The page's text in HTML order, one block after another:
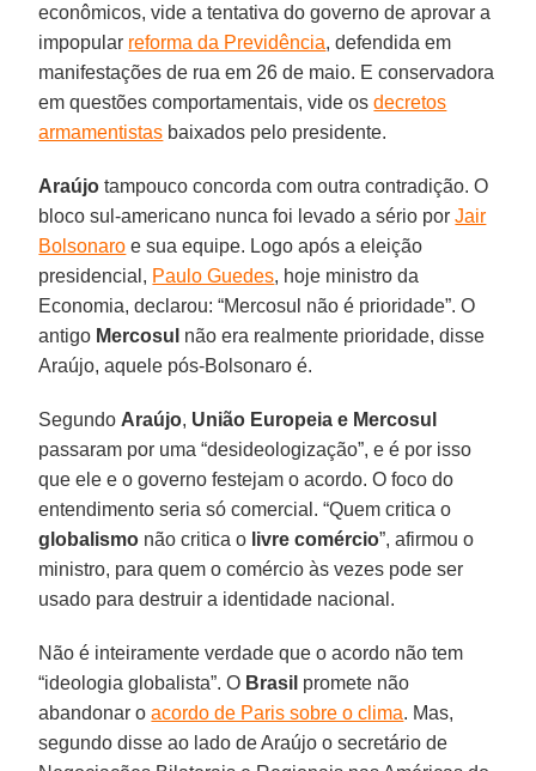
econômicos, vide a tentativa do governo de aprovar a
impopular reforma da Previdência, defendida em
manifestações de rua em 26 de maio. E conservadora
em questões comportamentais, vide osdecretos
armamentistas baixados pelo presidente.
Araújo tampouco concorda com outra contradição. O
bloco sul-americano nunca foi levado a sério porJair
Bolsonaro e sua equipe. Logo após a eleição
presidencial, Paulo Guedes, hoje ministro da
Economia, declarou: “Mercosul não é prioridade”. O
antigo Mercosul não era realmente prioridade, disse
Araújo, aquele pós-Bolsonaro é.
Segundo Araújo, União Europeia e Mercosul
passaram por uma “desideologização”, e é por isso
que ele e o governo festejam o acordo. O foco do
entendimento seria só comercial. “Quem critica o
globalismo não critica o livre comércio”, afirmou o
ministro, para quem o comércio às vezes pode ser
usado para destruir a identidade nacional.
Não é inteiramente verdade que o acordo não tem
“ideologia globalista”. O Brasil promete não
abandonar oacordo de Paris sobre o clima. Mas,
segundo disse ao lado de Araújo o secretário de